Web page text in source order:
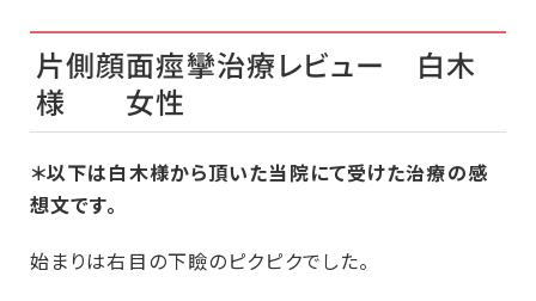
片側顔面痙攣治療レビュー 白木
様 女性
＊以下は白木様から頂いた当院にて受けた治療の感
想文です。
始まりは右目の下瞼のピクピクでした。